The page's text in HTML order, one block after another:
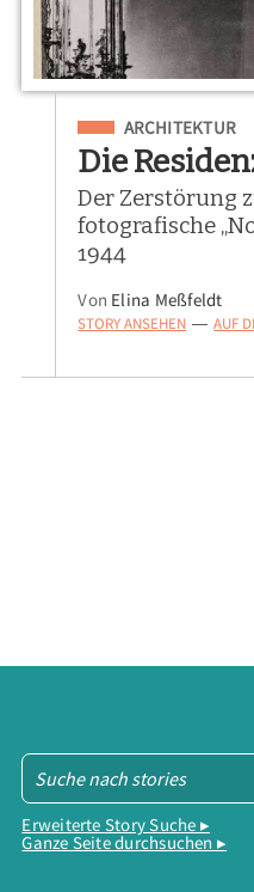
Eingeordnet unter
ARCHITEKTUR
Die
Der Zerstörung
fotografische
1944
Von Elina Meßfeldt
STORY ANSEHEN — AUF
Erweiterte Story Suche ▸
Ganze Seite durchsuchen ▸